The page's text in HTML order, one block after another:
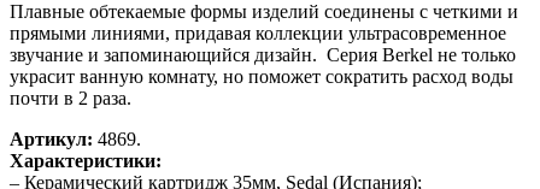
Плавные обтекаемые формы изделий соединены с четкими и
прямыми линиями, придавая коллекции ультрасовременное
звучание и запоминающийся дизайн. Серия Berkel не только
украсит ванную комнату, но поможет сократить расход воды
почти в 2 раза.
Артикул: 4869.
Характеристики:
– Керамический картридж 35мм, Sedal (Испания);